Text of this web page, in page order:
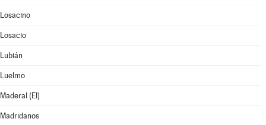
Losacino
Losacio
Lubián
Luelmo
Maderal (El)
Madridanos